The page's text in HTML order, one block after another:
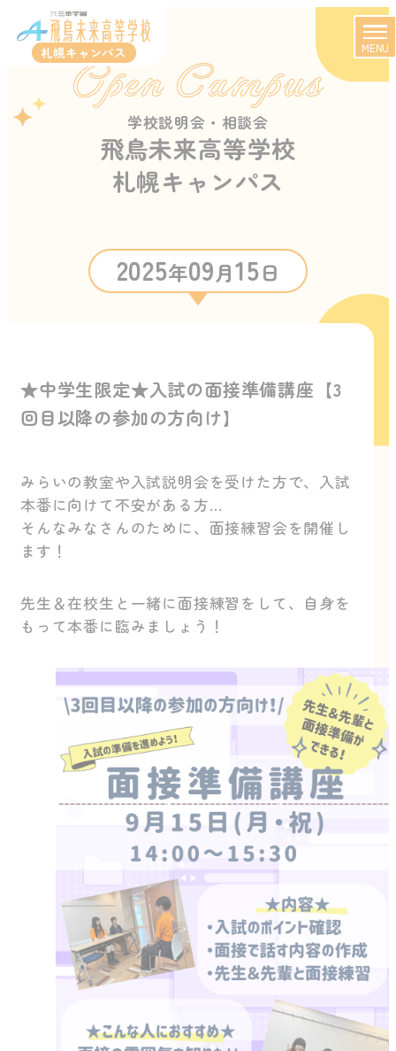
札幌キャンパス MENU
Open Campus
学校説明会・相談会
飛鳥未来高等学校
札幌キャンパス
2025年09月15日
★中学生限定★入試の面接準備講座【3
回目以降の参加の方向け】
みらいの教室や入試説明会を受けた方で、入試
本番に向けて不安がある方…
そんなみなさんのために、面接練習会を開催し
ます！
先生＆在校生と一緒に面接練習をして、自身を
もって本番に臨みましょう！